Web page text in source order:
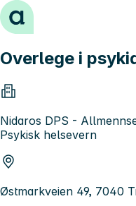
Hopp til innhold
Overlege i
Nidaros DPS -
Psykisk helsevern
Østmarkveien 49, 7040